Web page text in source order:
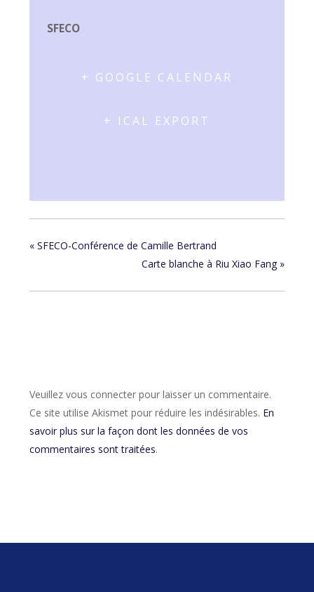
SFECO
+ GOOGLE CALENDAR
+ ICAL EXPORT
«SFECO-Conférence de Camille Bertrand
Carte blanche à Riu Xiao Fang »
Veuillez vous connecter pour laisser un commentaire.
Ce site utilise Akismet pour réduire les indésirables. En
savoir plus sur la façon dont les données de vos
commentaires sont traitées.